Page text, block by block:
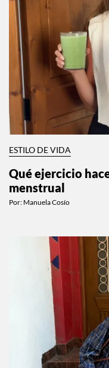
ESTILO DE VIDA
Qué ejercicio
menstrual
Por: Manuela Cosío